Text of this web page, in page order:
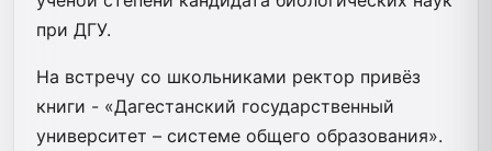
при ДГУ.
На встречу со школьниками ректор привёз
книги - «Дагестанский государственный
университет – системе общего образования».